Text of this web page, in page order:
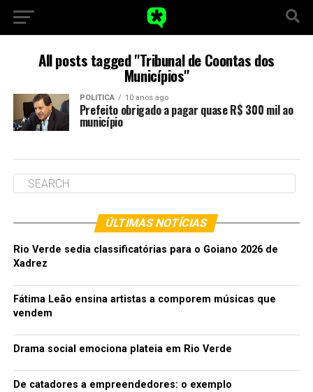
All posts tagged "Tribunal de Coontas dos
Municípios"
POLITICA 10 anos ago
Prefeito obrigado a pagar quase R$ 300 mil ao
município
ÚLTIMAS NOTÍCIAS
Rio Verde sedia classificatórias para o Goiano 2026 de
Xadrez
Fátima Leão ensina artistas a comporem músicas que
vendem
Drama social emociona plateia em Rio Verde
De catadores a empreendedores: o exemplo